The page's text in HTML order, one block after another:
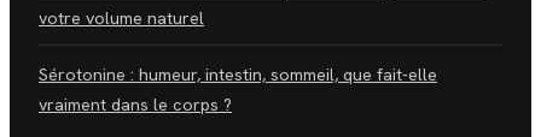
votre volume naturel
Sérotonine : humeur, intestin, sommeil, que fait-elle
vraiment dans le corps ?